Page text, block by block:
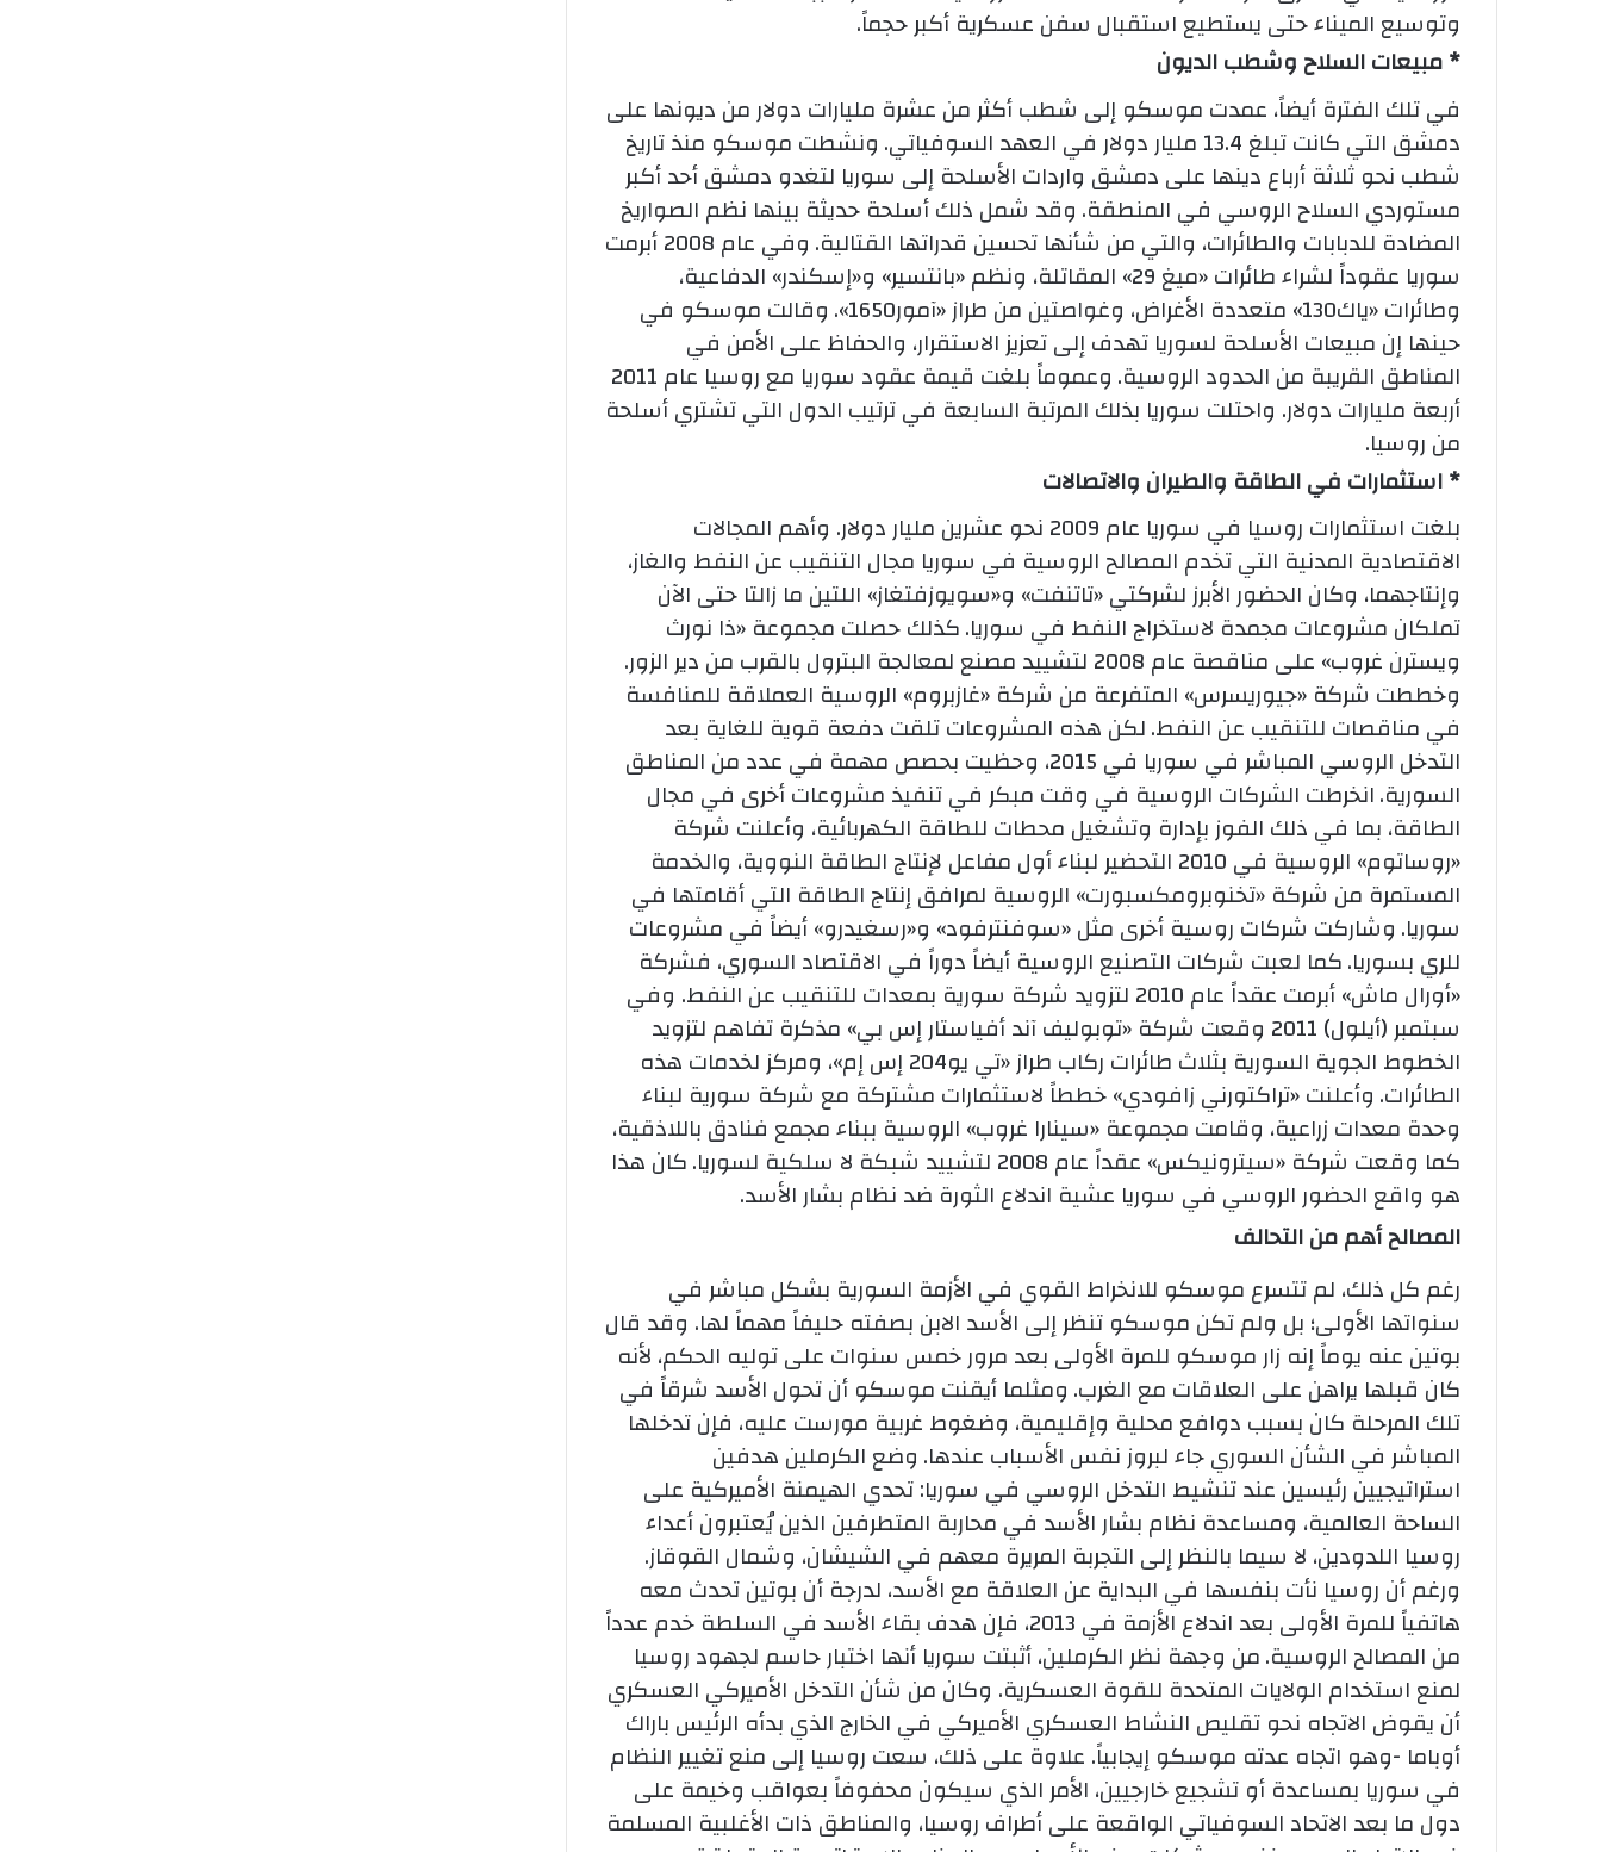
وتوسيع الميناء حتى يستطيع استقبال سفن عسكرية أكبر حجماً.
* مبيعات السلاح وشطب الديون
في تلك الفترة أيضاً، عمدت موسكو إلى شطب أكثر من عشرة مليارات دولار من ديونها على
دمشق التي كانت تبلغ 13.4 مليار دولار في العهد السوفياتي.
ونشطت موسكو منذ تاريخ
شطب نحو ثلاثة أرباع دينها على دمشق واردات الأسلحة إلى سوريا لتغدو دمشق أحد أكبر
مستوردي السلاح الروسي في المنطقة. وقد شمل ذلك أسلحة حديثة بينها نظم الصواريخ
المضادة للدبابات والطائرات، والتي من شأنها تحسين قدراتها القتالية.
وفي عام 2008 أبرمت
سوريا عقوداً لشراء طائرات «ميغ 29» المقاتلة، ونظم «بانتسير» و«إسكندر» الدفاعية،
وطائرات «ياك130» متعددة الأغراض، وغواصتين من طراز «آمور1650».
وقالت موسكو في
حينها إن مبيعات الأسلحة لسوريا تهدف إلى تعزيز الاستقرار، والحفاظ على الأمن في
المناطق القريبة من الحدود الروسية.
وعموماً بلغت قيمة عقود سوريا مع روسيا عام 2011
أربعة مليارات دولار. واحتلت سوريا بذلك المرتبة السابعة في ترتيب الدول التي تشتري أسلحة
من روسيا.
* استثمارات في الطاقة والطيران والاتصالات
بلغت استثمارات روسيا في سوريا عام 2009 نحو عشرين مليار دولار. وأهم المجالات
الاقتصادية المدنية التي تخدم المصالح الروسية في سوريا مجال التنقيب عن النفط والغاز،
وإنتاجهما، وكان الحضور الأبرز لشركتي «تاتنفت» و«سويوزفتغاز» اللتين ما زالتا حتى الآن
تملكان مشروعات مجمدة لاستخراج النفط في سوريا.كذلك حصلت مجموعة «ذا نورث
ويسترن غروب» على مناقصة عام 2008 لتشييد مصنع لمعالجة البترول بالقرب من دير الزور.
وخططت شركة «جيوريسرس» المتفرعة من شركة «غازبروم» الروسية العملاقة للمنافسة
في مناقصات للتنقيب عن النفط.لكن هذه المشروعات تلقت دفعة قوية للغاية بعد
التدخل الروسي المباشر في سوريا في 2015، وحظيت بحصص مهمة في عدد من المناطق
السورية.انخرطت الشركات الروسية في وقت مبكر في تنفيذ مشروعات أخرى في مجال
الطاقة، بما في ذلك الفوز بإدارة وتشغيل محطات للطاقة الكهربائية، وأعلنت شركة
«روساتوم» الروسية في 2010 التحضير لبناء أول مفاعل لإنتاج الطاقة النووية، والخدمة
المستمرة من شركة «تخنوبرومكسبورت» الروسية لمرافق إنتاج الطاقة التي أقامتها في
سوريا. وشاركت شركات روسية أخرى مثل «سوفنترفود» و«رسغيدرو» أيضاً في مشروعات
للري بسوريا.كما لعبت شركات التصنيع الروسية أيضاً دوراً في الاقتصاد السوري، فشركة
«أورال ماش» أبرمت عقداً عام 2010 لتزويد شركة سورية بمعدات للتنقيب عن النفط. وفي
سبتمبر (أيلول) 2011 وقعت شركة «توبوليف آند أفياستار إس بي» مذكرة تفاهم لتزويد
الخطوط الجوية السورية بثلاث طائرات ركاب طراز «تي يو204 إس إم»، ومركز لخدمات هذه
الطائرات. وأعلنت «تراكتورني زافودي» خططاً لاستثمارات مشتركة مع شركة سورية لبناء
وحدة معدات زراعية، وقامت مجموعة «سينارا غروب» الروسية ببناء مجمع فنادق باللاذقية،
كما وقعت شركة «سيترونيكس» عقداً عام 2008 لتشييد شبكة لا سلكية لسوريا.
كان هذا
هو واقع الحضور الروسي في سوريا عشية اندلاع الثورة ضد نظام بشار الأسد.
المصالح أهم من التحالف
رغم كل ذلك، لم تتسرع موسكو للانخراط القوي في الأزمة السورية بشكل مباشر في
سنواتها الأولى؛ بل ولم تكن موسكو تنظر إلى الأسد الابن بصفته حليفاً مهماً لها. وقد قال
بوتين عنه يوماً إنه زار موسكو للمرة الأولى بعد مرور خمس سنوات على توليه الحكم، لأنه
كان قبلها يراهن على العلاقات مع الغرب. ومثلما أيقنت موسكو أن تحول الأسد شرقاً في
تلك المرحلة كان بسبب دوافع محلية وإقليمية، وضغوط غربية مورست عليه، فإن تدخلها
المباشر في الشأن السوري جاء لبروز نفس الأسباب عندها. وضع الكرملين هدفين
استراتيجيين رئيسين عند تنشيط التدخل الروسي في سوريا: تحدي الهيمنة الأميركية على
الساحة العالمية، ومساعدة نظام بشار الأسد في محاربة المتطرفين الذين يُعتبرون أعداء
روسيا اللدودين، لا سيما بالنظر إلى التجربة المريرة معهم في الشيشان، وشمال القوقاز.
ورغم أن روسيا نأت بنفسها في البداية عن العلاقة مع الأسد، لدرجة أن بوتين تحدث معه
هاتفياً للمرة الأولى بعد اندلاع الأزمة في 2013، فإن هدف بقاء الأسد في السلطة خدم عدداً
من المصالح الروسية.من وجهة نظر الكرملين، أثبتت سوريا أنها اختبار حاسم لجهود روسيا
لمنع استخدام الولايات المتحدة للقوة العسكرية. وكان من شأن التدخل الأميركي العسكري
أن يقوض الاتجاه نحو تقليص النشاط العسكري الأميركي في الخارج الذي بدأه الرئيس باراك
أوباما -وهو اتجاه عدته موسكو إيجابياً. علاوة على ذلك، سعت روسيا إلى منع تغيير النظام
في سوريا بمساعدة أو تشجيع خارجيين، الأمر الذي سيكون محفوفاً بعواقب وخيمة على
دول ما بعد الاتحاد السوفياتي الواقعة على أطراف روسيا، والمناطق ذات الأغلبية المسلمة